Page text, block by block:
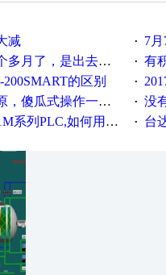
减 · 7月
在高速遭遇车祸所致:大家工作都要特别注意啊 · 有
200SMART的区别 · 2017
序为向导式安装，一键即可实现自动备份或还原系统。 · 没
。要求时间在组态王中可以自由输入！拜托各位大神了！ · 台